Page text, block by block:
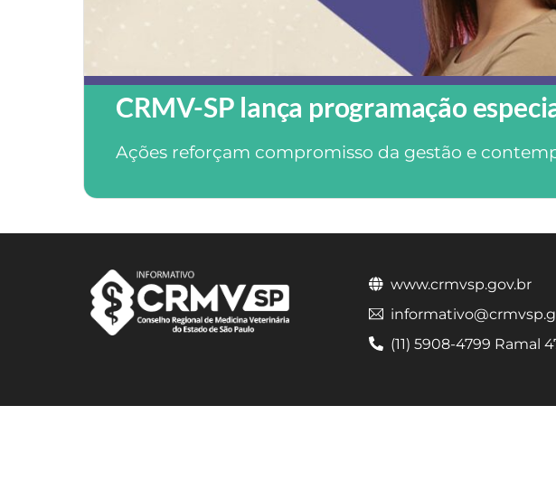
CRMV-SP lança programação
Ações reforçam compromisso da gestão e
www.crmvsp.gov.br
(11) 5908-4799 Ramal